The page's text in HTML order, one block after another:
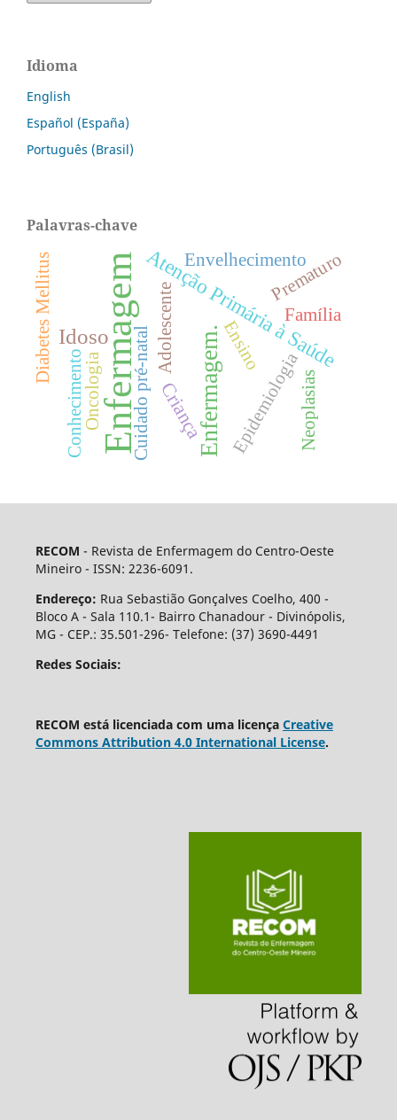
Idioma
English
Español (España)
Português (Brasil)
Palavras-chave
Enfermagem Enfermagem.
Idoso Atenção Primária à Saúde
Criança
Cuidado pré-natal
Envelhecimento
Adolescente Família
Ensino
EpidemiologiaNeoplasias
Diabetes Mellitus
Oncologia
Prematuro
Conhecimento
RECOM - Revista de Enfermagem do Centro-Oeste
Mineiro - ISSN: 2236-6091.
Endereço: Rua Sebastião Gonçalves Coelho, 400 -
Bloco A - Sala 110.1- Bairro Chanadour - Divinópolis,
MG - CEP.: 35.501-296- Telefone: (37) 3690-4491
Redes Sociais:
RECOM está licenciada com uma licença Creative
Commons Attribution 4.0 International License.